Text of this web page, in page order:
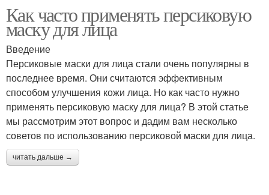
Как часто применять персиковую
маску для лица
Введение
Персиковые маски для лица стали очень популярны в
последнее время. Они считаются эффективным
способом улучшения кожи лица. Но как часто нужно
применять персиковую маску для лица? В этой статье
мы рассмотрим этот вопрос и дадим вам несколько
советов по использованию персиковой маски для лица.
читать дальше →